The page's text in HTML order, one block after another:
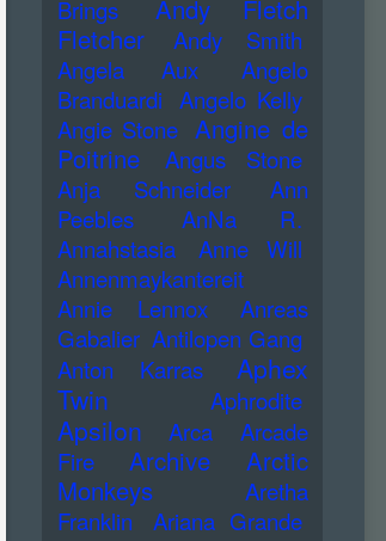
Brings
Andy Fletch
Fletcher
Andy Smith
Angela Aux
Angelo
Branduardi Angelo Kelly
Angie Stone Angine de
Poitrine
Angus Stone
Anja Schneider
Ann
Peebles
AnNa R.
Annahstasia
Anne Will
Annenmaykantereit
Annie Lennox
Anreas
Gabalier Antilopen Gang
Anton Karras
Aphex
Twin
Aphrodite
Apsilon Arca
Arcade
Fire
Archive
Arctic
Monkeys
Aretha
Franklin
Ariana Grande